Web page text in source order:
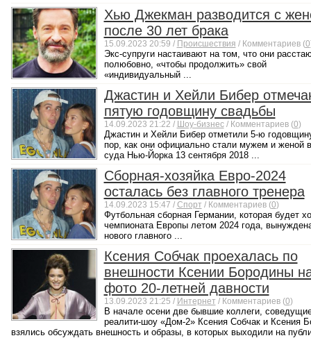
Хью Джекман разводится с
после 30 лет брака
15.09.2023 20:59 / Происшествия / Комментариев (0
Экс-супруги настаивают на том, что они
полюбовно, «чтобы продолжить» свой
«индивидуальный ...
Джастин и Хейли Бибер
пятую годовщину свадьбы
14.09.2023 21:22 / Шоу-бизнес/ Комментариев (0)
Джастин и Хейли Бибер отметили 5-ю
пор, как они официально стали мужем и женой
суда Нью-Йорка 13 сентября 2018 ...
Сборная-хозяйка Евро-2024
осталась без главного тренера
14.09.2023 15:47 / Спорт / Комментариев (0)
Футбольная сборная Германии, которая будет
чемпионата Европы летом 2024 года,
нового главного ...
Ксения Собчак проехалась по
внешности Ксении Бородины
фото 20-летней давности
13.09.2023 21:25 / Интернет / Комментариев (0)
В начале осени две бывшие коллеги,
реалити-шоу «Дом-2» Ксения Собчак и Ксения
взялись обсуждать внешность и образы, в которых выходили на